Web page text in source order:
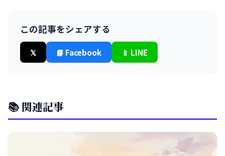
この記事をシェアする
𝕏 📘 Facebook 📱 LINE
📚 関連記事